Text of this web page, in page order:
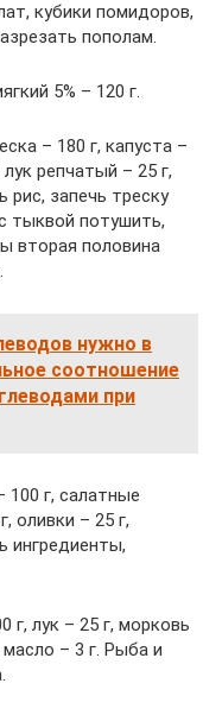
кубики помидоров,
пополам.
5% – 120 г.
– 180 г, капуста –
репчатый – 25 г,
рис, запечь треску
тыквой потушить,
вторая половина
нужно в
соотношение
при
100 г, салатные
оливки – 25 г,
ингредиенты,
г, лук – 25 г, морковь
– 3 г. Рыба и